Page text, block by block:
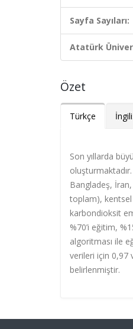
Sayfa Sayıları:
Atatürk
Özet
Türkçe
Son yıllarda
Bangladeş,
toplam), kentsel
karbondioksit
%70’i eğitim,
algoritması ile
verileri için 0,97
belirlenmiştir.